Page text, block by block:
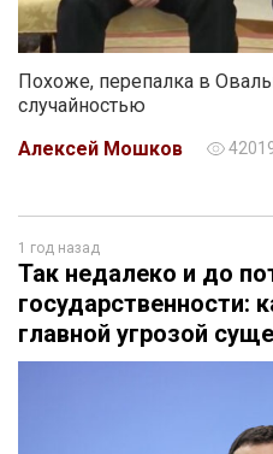
Похоже, перепалка в
случайностью
Алексей Мошков
1 год назад
Так недалеко и до
государственности:
главной угрозой